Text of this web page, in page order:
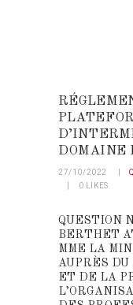
DOMAINE
27/10/2022
0
LIKES
QUESTION
BERTHET
MME LA
AUPRÈS
ET DE LA